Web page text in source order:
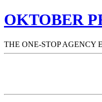
OKTOBER
THE ONE-STOP AGENCY